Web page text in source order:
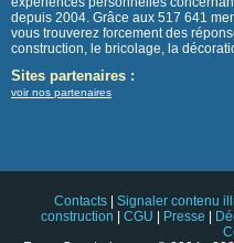
depuis 2004. Grâce aux 517 641
vous trouverez forcement des
construction, le bricolage, la
Sites partenaires :
voir nos partenaires
Contacts Signaler contenu
construction
CGU Presse